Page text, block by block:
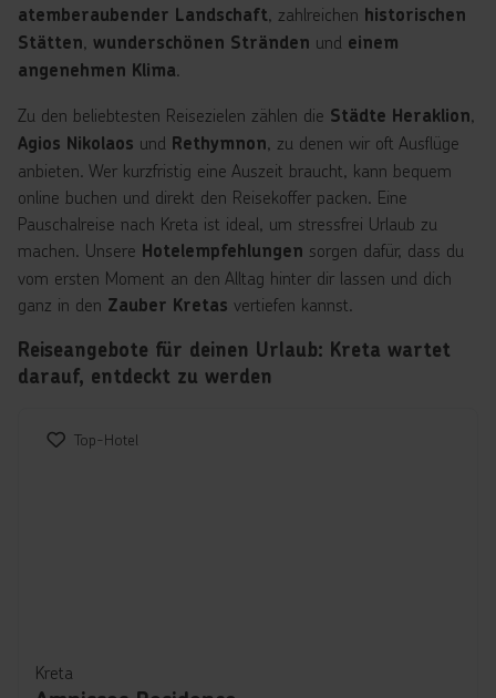
atemberaubender Landschaft, zahlreichen historischen
Stätten, wunderschönen Stränden und einem
angenehmen Klima.
Zu den beliebtesten Reisezielen zählen die Städte Heraklion,
Agios Nikolaos und Rethymnon, zu denen wir oft Ausflüge
anbieten. Wer kurzfristig eine Auszeit braucht, kann bequem
online buchen und direkt den Reisekoffer packen. Eine
Pauschalreise nach Kreta ist ideal, um stressfrei Urlaub zu
machen. Unsere Hotelempfehlungen sorgen dafür, dass du
vom ersten Moment an den Alltag hinter dir lassen und dich
ganz in den Zauber Kretas vertiefen kannst.
Reiseangebote für deinen Urlaub: Kreta wartet
darauf, entdeckt zu werden
Top-Hotel
Kreta